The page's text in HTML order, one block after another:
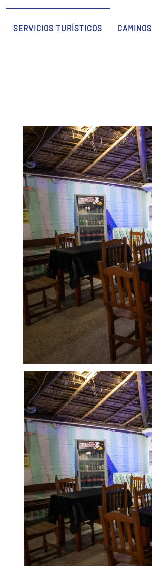
SERVICIOS TURÍSTICOS CAMINOS